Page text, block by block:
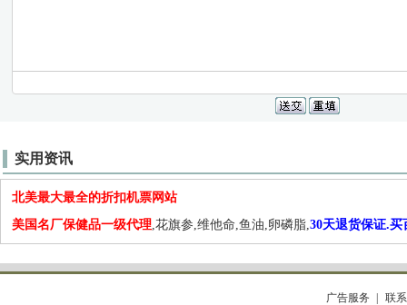
实用资讯
北美最大最全的折扣机票网站
美国名厂保健品一级代理,花旗参,维他命,鱼油,卵磷脂,30天退货保证.买
广告服务 联